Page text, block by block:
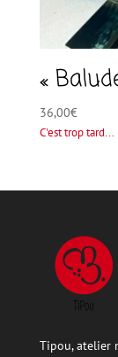
«
36,00€
C'est trop tard...
Tipou, atelier